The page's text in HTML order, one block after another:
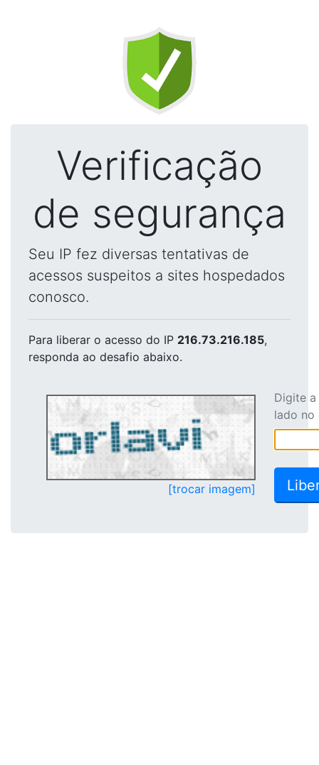
Verificação
de segurança
Seu IP fez diversas tentativas de
acessos suspeitos a sites hospedados
conosco.
Para liberar o acesso do IP 216.73.216.185,
responda ao desafio abaixo.
[trocar imagem]
Digite
lado no